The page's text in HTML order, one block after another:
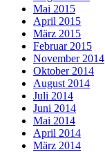
Mai 2015
April 2015
März 2015
Februar 2015
November 2014
Oktober 2014
August 2014
Juli 2014
Juni 2014
Mai 2014
April 2014
März 2014